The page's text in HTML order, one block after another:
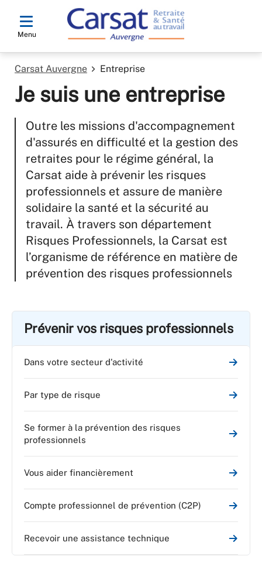
Menu
Carsat Auvergne Entreprise
Je suis une entreprise
Outre les missions d'accompagnement
d'assurés en difficulté et la gestion des
retraites pour le régime général, la
Carsat aide à prévenir les risques
professionnels et assure de manière
solidaire la santé et la sécurité au
travail. À travers son département
Risques Professionnels, la Carsat est
l’organisme de référence en matière de
prévention des risques professionnels
Prévenir vos risques professionnels
Dans votre secteur d'activité
Par type de risque
Se former à la prévention des risques
professionnels
Vous aider financièrement
Compte professionnel de prévention (C2P)
Recevoir une assistance technique